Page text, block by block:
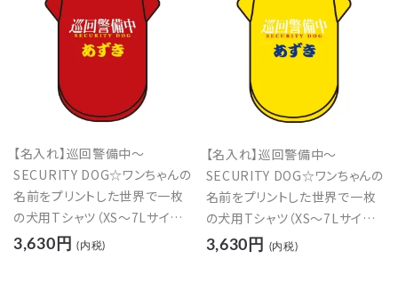
【名入れ】巡回警備中～
SECURITY DOG☆ワンちゃんの
名前をプリントした世界で一枚
の犬用Tシャツ（XS～7Lサイズ）
【レッド】
3,630円 (内税)
【名入れ】巡回警備中～
SECURITY DOG☆ワンちゃんの
名前をプリントした世界で一枚
の犬用Tシャツ（XS～7Lサイズ）
【イエロー】
3,630円 (内税)